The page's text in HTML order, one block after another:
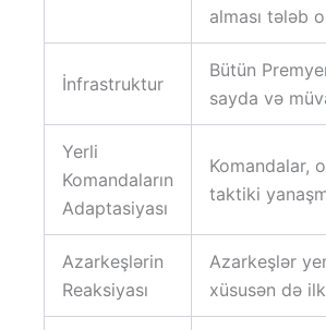
alması tələb
İnfrastruktur
Bütün
sayda və
Yerli
Komandaların
Adaptasiyası
Komandalar,
taktiki
Azarkeşlərin
Reaksiyası
Azarkeşlər
xüsusən də